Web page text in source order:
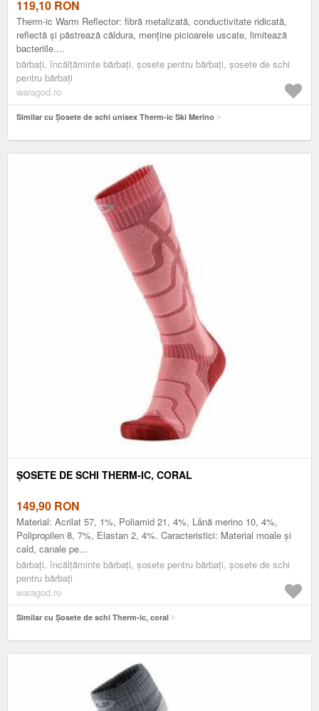
119,10 RON
Therm-ic Warm Reflector: fibră metalizată, conductivitate ridicată,
reflectă și păstrează căldura, menține picioarele uscate, limitează
bacteriile....
bărbați, încălțăminte bărbați, șosete pentru bărbați, șosete de schi
pentru bărbați
waragod.ro
Similar cu Șosete de schi unisex Therm-ic Ski Merino
ȘOSETE DE SCHI THERM-IC, CORAL
149,90 RON
Material: Acrilat 57, 1%, Poliamid 21, 4%, Lână merino 10, 4%,
Polipropilen 8, 7%, Elastan 2, 4%. Caracteristici: Material moale și
cald, canale pe...
bărbați, încălțăminte bărbați, șosete pentru bărbați, șosete de schi
pentru bărbați
waragod.ro
Similar cu Șosete de schi Therm-ic, coral